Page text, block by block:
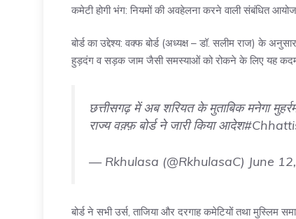
कमेटी होगी भंग: नियमों की अवहेलना करने वाली संबंधित
बोर्ड का उद्देश्य: वक्फ बोर्ड (अध्यक्ष – डॉ. सलीम राज) के
हुड़दंग व सड़क जाम जैसी समस्याओं को रोकने के लिए यह कदम
छत्तीसगढ़ में अब शरियत के मुताबिक मनेगा
राज्य वक़्फ़ बोर्ड ने जारी किया आदेश
— Rkhulasa (@RkhulasaC) June
बोर्ड ने सभी उर्स, ताजिया और दरगाह कमेटियों तथा मुस्लिम